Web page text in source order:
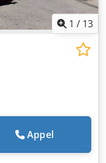
1 / 13
Appel